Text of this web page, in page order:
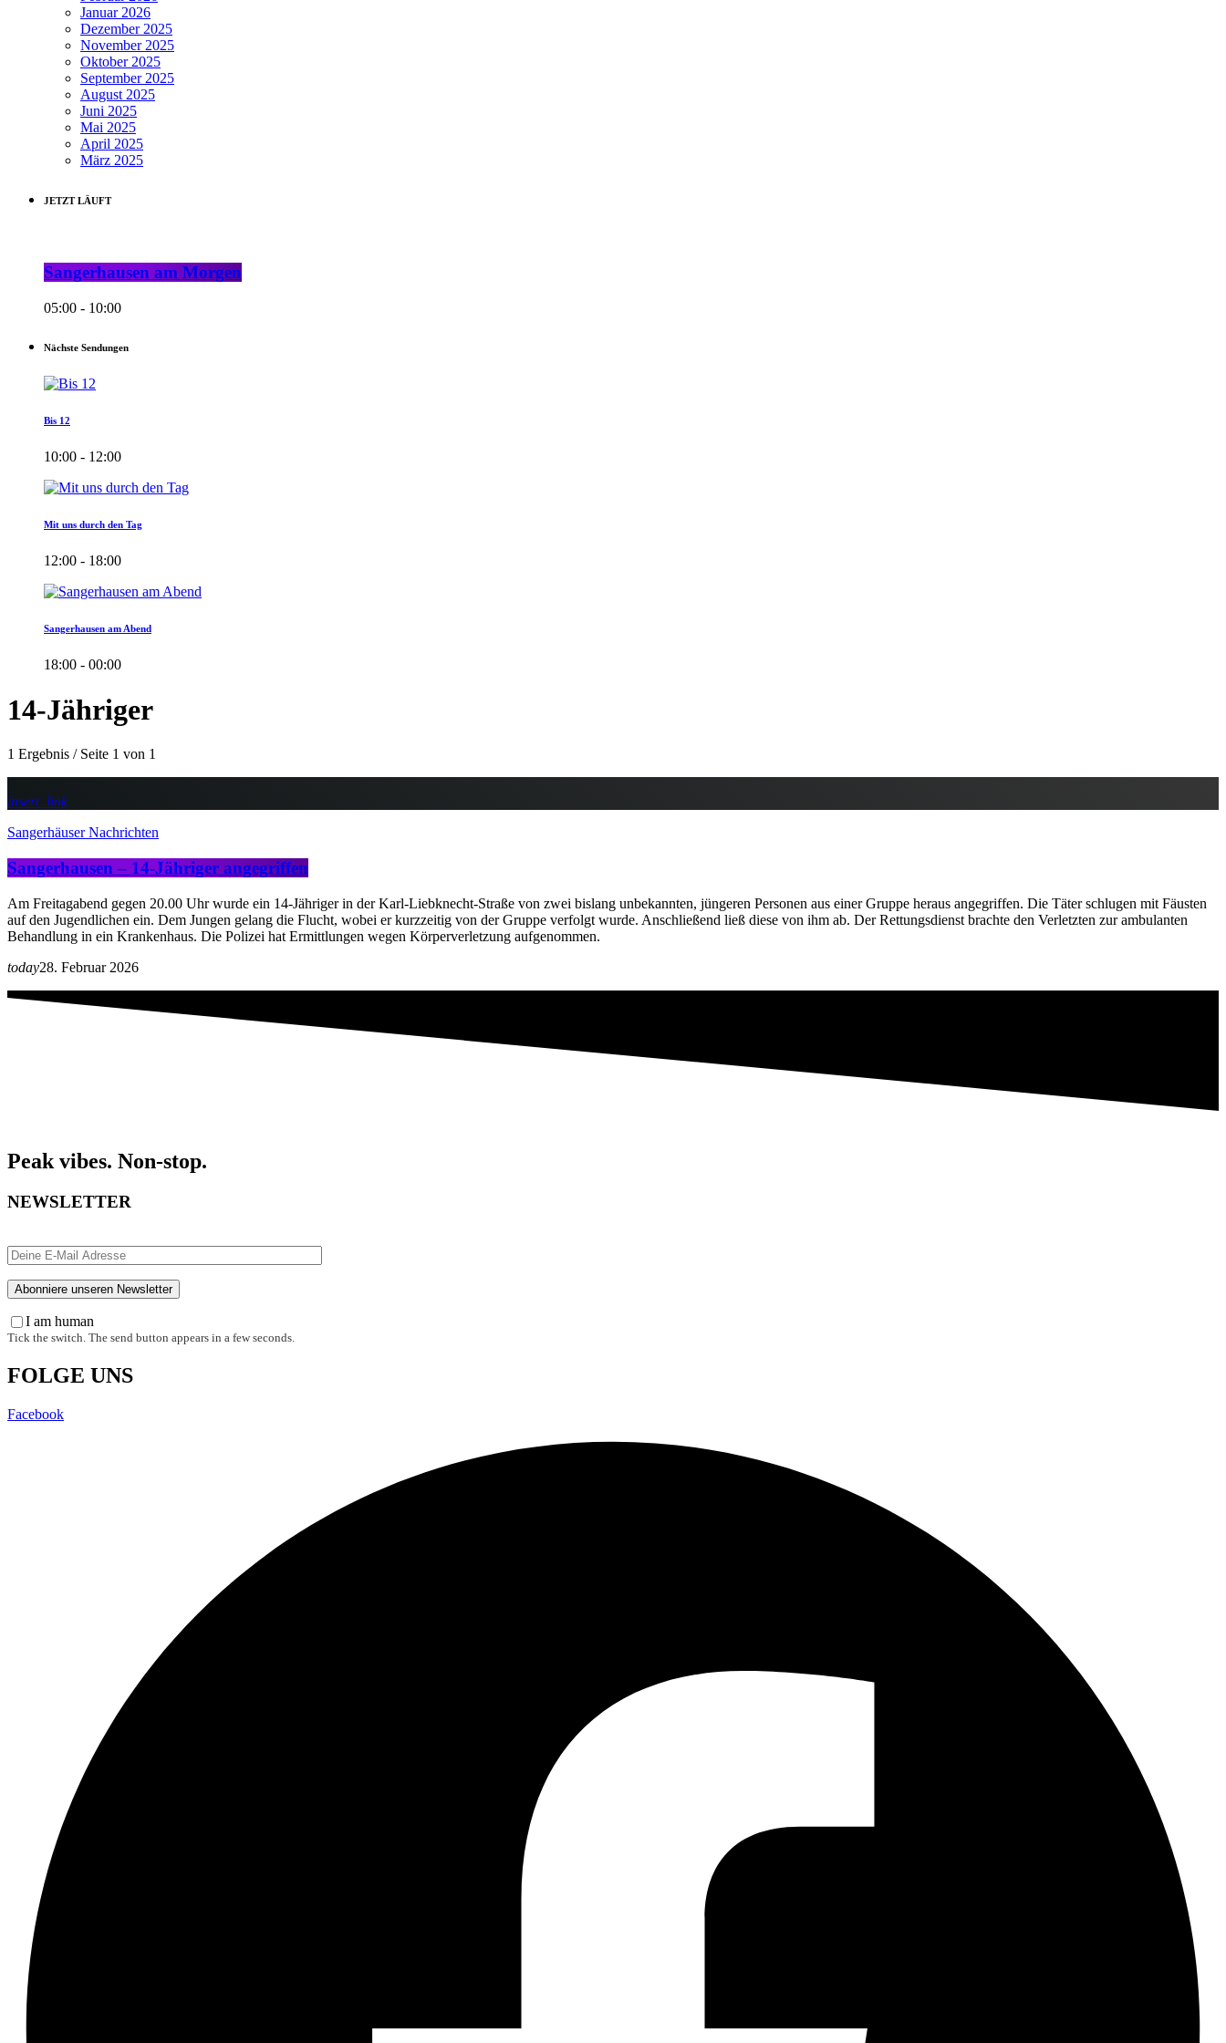
Januar 2026
Dezember 2025
November 2025
Oktober 2025
September 2025
August 2025
Juni 2025
Mai 2025
April 2025
März 2025
JETZT LÄUFT
Sangerhausen am Morgen
05:00 - 10:00
Nächste Sendungen
Bis 12
10:00 - 12:00
Mit uns durch den Tag
12:00 - 18:00
Sangerhausen am Abend
18:00 - 00:00
14-Jähriger
1 Ergebnis / Seite 1 von 1
insert_link
Sangerhäuser Nachrichten
Sangerhausen – 14-Jähriger angegriffen
Am Freitagabend gegen 20.00 Uhr wurde ein 14-Jähriger in der Karl-Liebknecht-Straße von zwei bislang unbekannten, jüngeren Personen aus einer Gruppe heraus angegriffen. Die Täter schlugen mit Fäusten
auf den Jugendlichen ein. Dem Jungen gelang die Flucht, wobei er kurzzeitig von der Gruppe verfolgt wurde. Anschließend ließ diese von ihm ab. Der Rettungsdienst brachte den Verletzten zur ambulanten
Behandlung in ein Krankenhaus. Die Polizei hat Ermittlungen wegen Körperverletzung aufgenommen.
today28. Februar 2026
Peak vibes. Non-stop.
NEWSLETTER
I am human
Tick the switch. The send button appears in a few seconds.
FOLGE UNS
Facebook